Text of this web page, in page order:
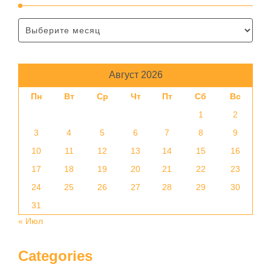
Август 2026
Пн Вт Ср Чт Пт Сб
Вс
1
2
3
4 5 6 7 8
9
10
11 12 13 14 15
16
17
18 19 20 21 22
23
24
25 26 27 28 29
30
31
« Июл
Categories